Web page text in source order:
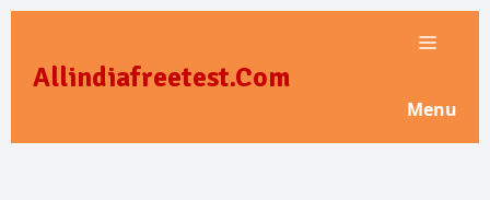
content
Allindiafreetest.Com
Menu